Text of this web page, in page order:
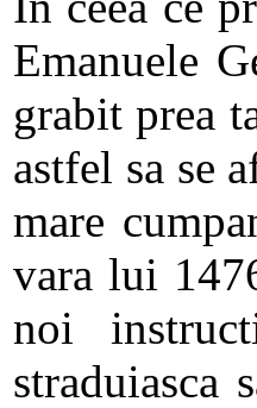
Emanuele
grabit prea
astfel sa se
mare
vara lui
noi
straduiasca